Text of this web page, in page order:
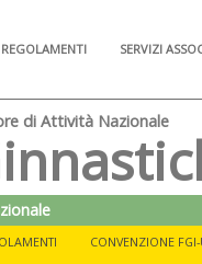
SERVIZI
di Attività Nazionale
CONVENZIONE FGI-